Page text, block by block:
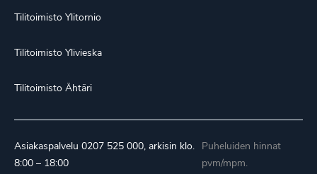
Tilitoimisto Ylitornio
Tilitoimisto Ylivieska
Tilitoimisto Ähtäri
Asiakaspalvelu 0207 525 000, arkisin klo.
8:00 – 18:00
Puheluiden hinnat
pvm/mpm.